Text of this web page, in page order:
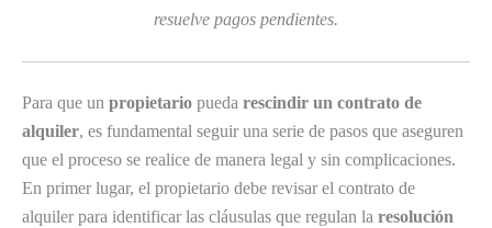
resuelve pagos pendientes.
Para que un propietario pueda rescindir un contrato de
alquiler, es fundamental seguir una serie de pasos que aseguren
que el proceso se realice de manera legal y sin complicaciones.
En primer lugar, el propietario debe revisar el contrato de
alquiler para identificar las cláusulas que regulan la resolución